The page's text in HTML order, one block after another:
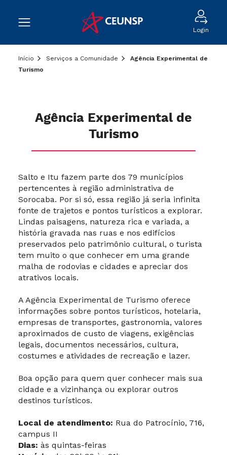
Login
Início Serviços a Comunidade
Agência Experimental de
Turismo
Agência Experimental de
Turismo
Salto e Itu fazem parte dos 79 municípios
pertencentes à região administrativa de
Sorocaba. Por si só, essa região já seria infinita
fonte de trajetos e pontos turísticos a explorar.
Lindas paisagens, natureza rica e variada, a
história gravada nas ruas e nos edifícios
preservados pelo patrimônio cultural, o turista
tem muito o que conhecer em uma grande
malha de rodovias e cidades e apreciar dos
atrativos locais.
A Agência Experimental de Turismo oferece
informações sobre pontos turísticos, hotelaria,
empresas de transportes, gastronomia, valores
aproximados de custo de viagens, exigências
legais, documentos necessários, cultura,
costumes e atividades de recreação e lazer.
Boa opção para quem quer conhecer mais sua
cidade e a vizinhança ou explorar outros
destinos turísticos.
Local de atendimento: Rua do Patrocínio, 716,
campus II
Dias: às quintas-feiras